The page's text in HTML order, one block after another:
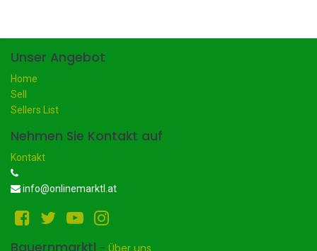
Unser Angebot
Home
Sell
Sellers List
Nehmen Sie Kontakt auf
Kontakt
info@onlinemarktl.at
Bauernmarktl